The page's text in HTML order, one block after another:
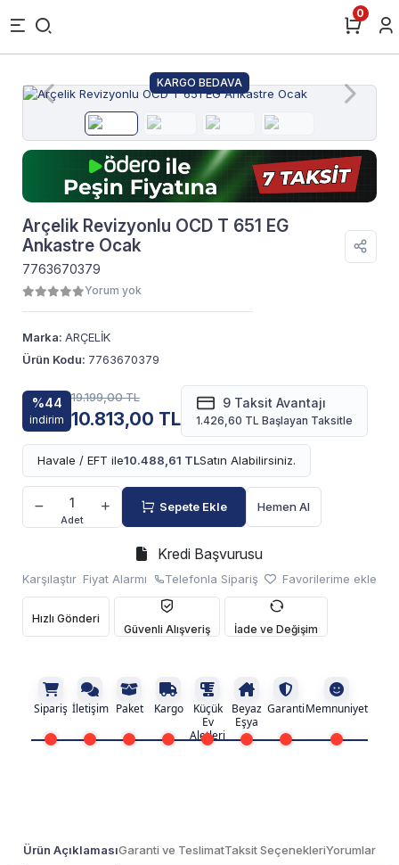
0
KARGO BEDAVA
Arçelik Revizyonlu OCD T 651 EG
Ankastre Ocak
7763670379
Yorum yok
Marka: ARÇELİK
Ürün Kodu: 7763670379
%44
indirim
19.199,00 TL
10.813,00 TL
9 Taksit Avantajı
1.426,60 TL Başlayan Taksitle
Havale / EFT ile10.488,61 TLSatın Alabilirsiniz.
Adet
Sepete Ekle Hemen Al
Kredi Başvurusu
Karşılaştır Fiyat Alarmı Telefonla Sipariş Favorilerime ekle
Hızlı Gönderi
Güvenli Alışveriş
İade ve Değişim
Sipariş İletişim Paket Kargo
Küçük
Ev
Aletleri
Beyaz
Eşya
GarantiMemnuniyet
Ürün AçıklamasıGaranti ve TeslimatTaksit SeçenekleriYorumlar